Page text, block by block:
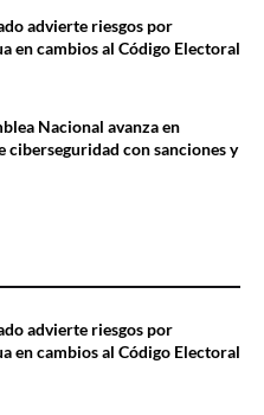
advierte riesgos por
en cambios al Código Electoral
Nacional avanza en
ciberseguridad con sanciones y
advierte riesgos por
en cambios al Código Electoral